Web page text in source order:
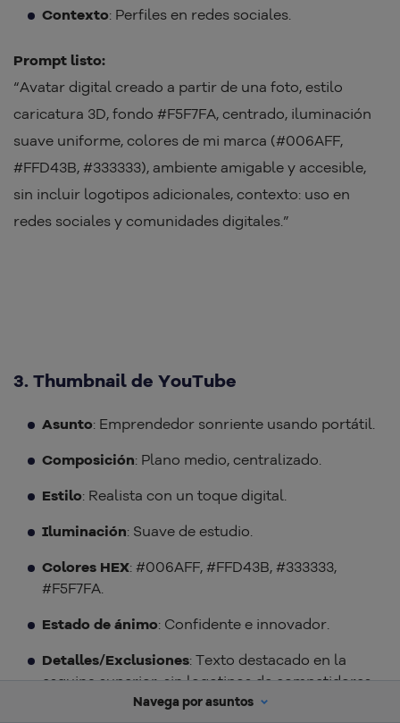
Contexto: Perfiles en redes sociales.
Prompt listo:
“Avatar digital creado a partir de una foto, estilo
caricatura 3D, fondo #F5F7FA, centrado, iluminación
suave uniforme, colores de mi marca (#006AFF,
#FFD43B, #333333), ambiente amigable y accesible,
sin incluir logotipos adicionales, contexto: uso en
redes sociales y comunidades digitales.”
3. Thumbnail de YouTube
Asunto: Emprendedor sonriente usando portátil.
Composición: Plano medio, centralizado.
Estilo: Realista con un toque digital.
Iluminación: Suave de estudio.
Colores HEX: #006AFF, #FFD43B, #333333,
#F5F7FA.
Estado de ánimo: Confidente e innovador.
Detalles/Exclusiones: Texto destacado en la
esquina superior, sin logotipos de competidores.
Navega por asuntos